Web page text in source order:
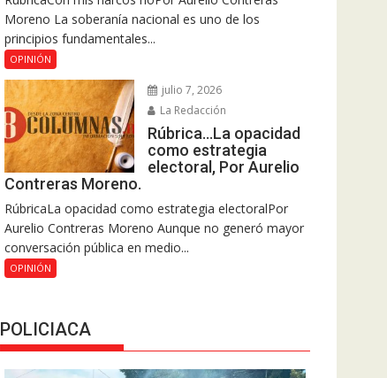
Moreno La soberanía nacional es uno de los
principios fundamentales...
OPINIÓN
julio 7, 2026
La Redacción
Rúbrica…La opacidad
como estrategia
electoral, Por Aurelio
Contreras Moreno.
RúbricaLa opacidad como estrategia electoralPor
Aurelio Contreras Moreno Aunque no generó mayor
conversación pública en medio...
OPINIÓN
POLICIACA